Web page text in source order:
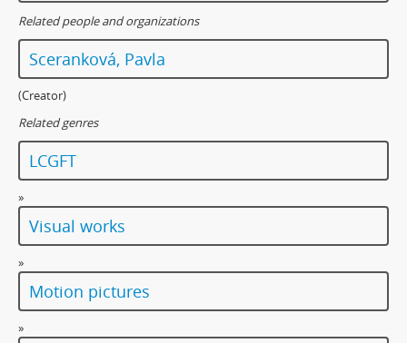
Related people and organizations
Sceranková, Pavla
(Creator)
Related genres
LCGFT
»
Visual works
»
Motion pictures
»